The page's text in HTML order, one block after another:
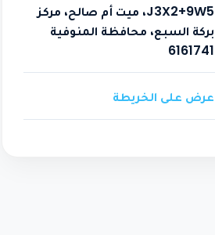
J3X2+9W5، ميت أم صالح، مركز
بركة السبع، محافظة المنوفية
6161741
عرض على الخريطة